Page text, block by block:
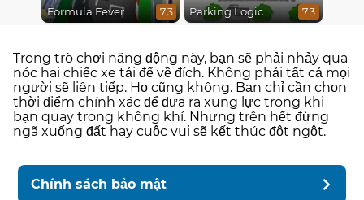
Formula Fever 7.3 Parking Logic 7.3
Trong trò chơi năng động này, bạn sẽ phải nhảy qua
nóc hai chiếc xe tải để về đích. Không phải tất cả mọi
người sẽ liên tiếp. Họ cũng không. Bạn chỉ cần chọn
thời điểm chính xác để đưa ra xung lực trong khi
bạn quay trong không khí. Nhưng trên hết đừng
ngã xuống đất hay cuộc vui sẽ kết thúc đột ngột.
Chính sách bảo mật